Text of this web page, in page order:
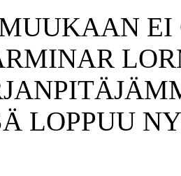
EI
LOPPUU